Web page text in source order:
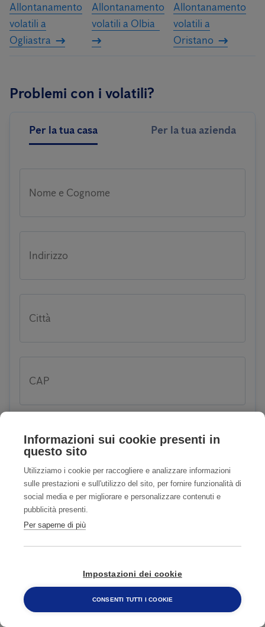
Allontanamento
volatili a
Ogliastra
Allontanamento
volatili a Olbia
Allontanamento
volatili a
Oristano
Problemi con i volatili?
Per la tua casa Per la tua azienda
Nome e Cognome
Indirizzo
Città
CAP
E-mail
Telefono
800 482 320
Informazioni sui cookie presenti in
questo sito
Utilizziamo i cookie per raccogliere e analizzare informazioni
sulle prestazioni e sull'utilizzo del sito, per fornire funzionalità di
social media e per migliorare e personalizzare contenuti e
pubblicità presenti.
Per saperne di più
Impostazioni dei cookie
CONSENTI TUTTI I COOKIE